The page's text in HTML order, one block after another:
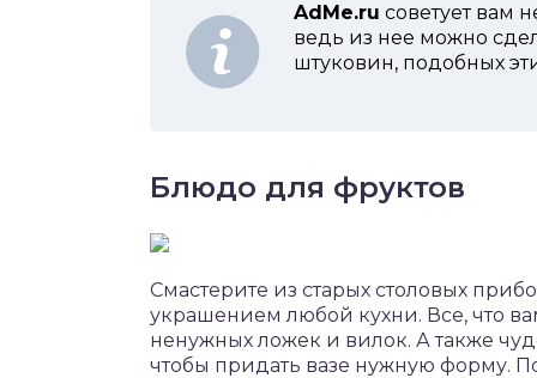
AdMe.ru советует вам
ведь из нее можно
штуковин, подобных
Блюдо для фруктов
Смастерите из старых столовых
украшением любой кухни. Все, что
ненужных ложек и вилок. А также
чтобы придать вазе нужную форму.